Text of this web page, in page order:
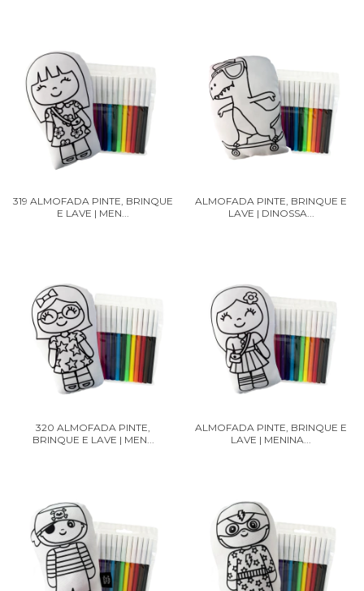
319 ALMOFADA PINTE, BRINQUE
E LAVE | MEN...
ALMOFADA PINTE, BRINQUE E
LAVE | DINOSSA...
320 ALMOFADA PINTE,
BRINQUE E LAVE | MEN...
ALMOFADA PINTE, BRINQUE E
LAVE | MENINA...